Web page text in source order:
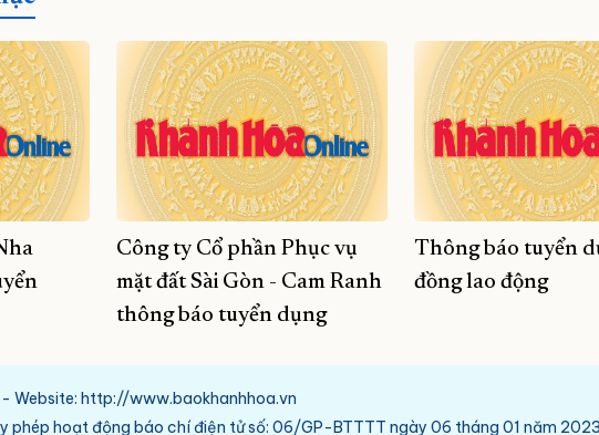
Công ty Cổ phần Phục vụ
mặt đất Sài Gòn - Cam Ranh
thông báo tuyển dụng
Thông báo tuyển
đồng lao động
- Website: http://www.baokhanhhoa.vn
phép hoạt động báo chí điện tử số: 06/GP-BTTTT ngày 06 tháng 01 năm 2023